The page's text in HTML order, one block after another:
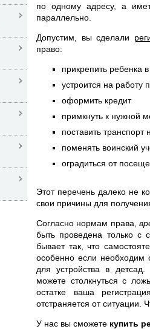
по одному адресу, а
параллельно.
Допустим, вы сделали
право:
прикрепить ребенка
устроится на работу
оформить кредит
примкнуть к нужной
поставить транспорт
поменять воинский
оградиться от
Этот перечень далеко не
свои причины для
Согласно нормам права,
быть проведена только с
бывает так, что
особенно если необходим
для устройства в
можете столкнуться с
остатке ваша
отстраняется от ситуации.
У нас вы сможете купить